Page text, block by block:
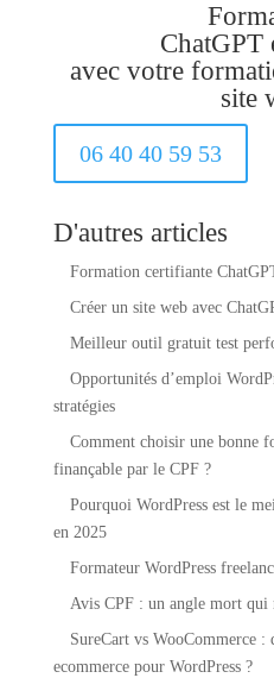
ChatGPT
avec votre
site
06 40 40 59 53
D'autres articles
Formation certifiante
Créer un site web avec
Meilleur outil gratuit test
Opportunités d’emploi
stratégies
Comment choisir une bonne
finançable par le CPF ?
Pourquoi WordPress est le
en 2025
Formateur WordPress
Avis CPF : un angle mort qui
SureCart vs WooCommerce
ecommerce pour WordPress ?